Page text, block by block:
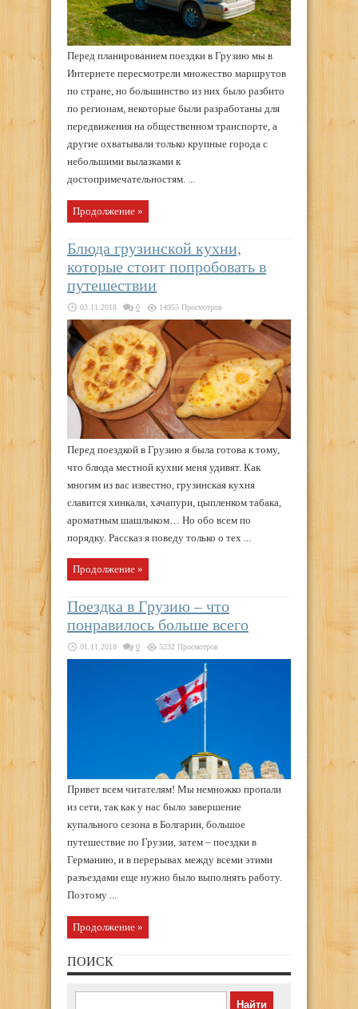
Перед планированием поездки в Грузию мы в
Интернете пересмотрели множество маршрутов
по стране, но большинство из них было разбито
по регионам, некоторые были разработаны для
передвижения на общественном транспорте, а
другие охватывали только крупные города с
небольшими вылазками к
достопримечательностям. ...
Продолжение »
Блюда грузинской кухни,
которые стоит попробовать в
путешествии
03.11.2018 0 14955 Просмотров
Перед поездкой в Грузию я была готова к тому,
что блюда местной кухни меня удивят. Как
многим из вас известно, грузинская кухня
славится хинкали, хачапури, цыпленком табака,
ароматным шашлыком… Но обо всем по
порядку. Рассказ я поведу только о тех ...
Продолжение »
Поездка в Грузию – что
понравилось больше всего
01.11.2018 0 5232 Просмотров
Привет всем читателям! Мы немножко пропали
из сети, так как у нас было завершение
купального сезона в Болгарии, большое
путешествие по Грузии, затем – поездки в
Германию, и в перерывах между всеми этими
разъездами еще нужно было выполнять работу.
Поэтому ...
Продолжение »
ПОИСК